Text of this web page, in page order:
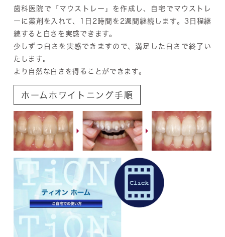
歯科医院で「マウストレー」を作成し、自宅でマウストレ
ーに薬剤を入れて、1日2時間を2週間継続します。3日程継
続すると白さを実感できます。
少しずつ白さを実感できますので、満足した白さで終了い
たします。
より自然な白さを得ることができます。
ホームホワイトニング手順